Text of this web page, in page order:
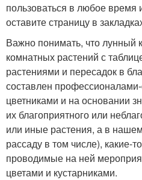
пользоваться в любое время
оставите страницу в
Важно понимать, что лунный
комнатных растений с
растениями и пересадок в
составлен
цветниками и на основании
их благоприятного или
или иные растения, а в
рассаду в том числе), какие-
проводимые на ней
цветами и кустарниками.